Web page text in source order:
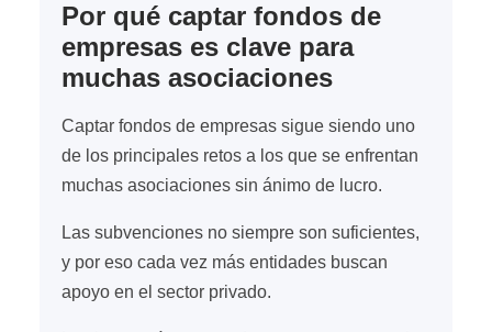
Por qué captar fondos de
empresas es clave para
muchas asociaciones
Captar fondos de empresas sigue siendo uno
de los principales retos a los que se enfrentan
muchas asociaciones sin ánimo de lucro.
Las subvenciones no siempre son suficientes,
y por eso cada vez más entidades buscan
apoyo en el sector privado.